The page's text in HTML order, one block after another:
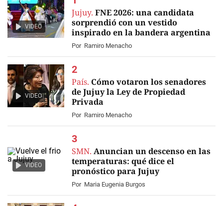
VIDEO
Jujuy. FNE 2026: una candidata
sorprendió con un vestido
inspirado en la bandera argentina
Por Ramiro Menacho
VIDEO
País. Cómo votaron los senadores
de Jujuy la Ley de Propiedad
Privada
Por Ramiro Menacho
VIDEO
SMN. Anuncian un descenso en las
temperaturas: qué dice el
pronóstico para Jujuy
Por Maria Eugenia Burgos